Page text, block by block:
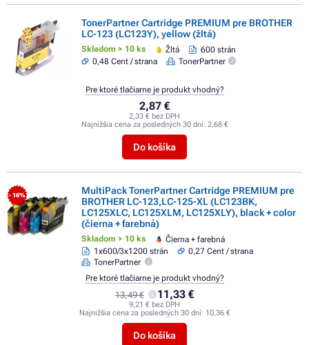
TonerPartner Cartridge PREMIUM pre BROTHER
LC-123 (LC123Y), yellow (žltá)
Skladom > 10 ks Žltá
600 strán
0,48 Cent / strana
TonerPartner
2,87 €
2,33 € bez DPH
Najnižšia cena za posledných 30 dní: 2,68 €
Do košíka
Pre ktoré tlačiarne je produkt vhodný?
- 16%
MultiPack TonerPartner Cartridge PREMIUM pre
BROTHER LC-123,LC-125-XL (LC123BK,
LC125XLC, LC125XLM, LC125XLY), black + color
(čierna + farebná)
Skladom > 10 ks
Čierna + farebná
1x600/3x1200 strán
0,27 Cent / strana
TonerPartner
13,49 € 11,33 €
9,21 € bez DPH
Najnižšia cena za posledných 30 dní: 10,36 €
Do košíka
Pre ktoré tlačiarne je produkt vhodný?